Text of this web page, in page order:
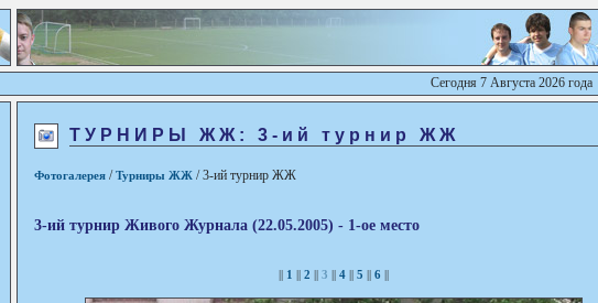
Сегодня 7 Августа 2026 года
ТУРНИРЫ ЖЖ: 3-ий турнир ЖЖ
Фотогалерея/Турниры ЖЖ/ 3-ий турнир ЖЖ
3-ий турнир Живого Журнала (22.05.2005) - 1-ое место
|| 1 || 2 || 3 || 4|| 5 || 6 ||